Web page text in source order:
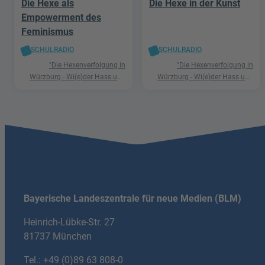
Die Hexe als
Empowerment des
Feminismus
SCHULRADIO
"Die Hexenverfolgung in
Würzburg - Wi(e)der Hass und
Die Hexe in der Kunst
SCHULRADIO
"Die Hexenverfolgung in
Würzburg - Wi(e)der Hass und
Bayerische Landeszentrale für neue Medien (BLM)
Heinrich-Lübke-Str. 27
81737 München
Tel.: +49 (0)89 63 808-0